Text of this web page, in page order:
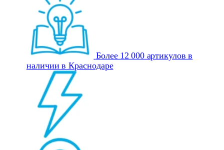
Более 12 000 артикулов в
наличии в Краснодаре